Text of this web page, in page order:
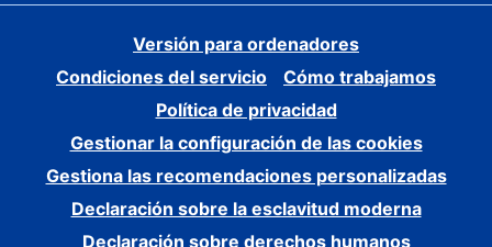
Versión para ordenadores
Condiciones del servicio
Cómo trabajamos
Política de privacidad
Gestionar la configuración de las cookies
Gestiona las recomendaciones personalizadas
Declaración sobre la esclavitud moderna
Declaración sobre derechos humanos